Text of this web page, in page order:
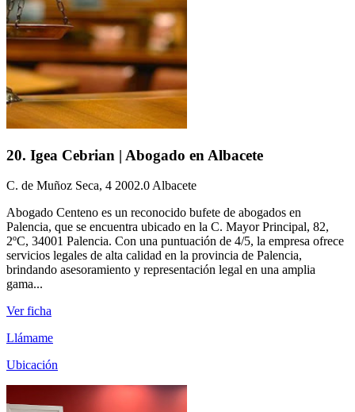
20. Igea Cebrian | Abogado en Albacete
C. de Muñoz Seca, 4 2002.0 Albacete
Abogado Centeno es un reconocido bufete de abogados en
Palencia, que se encuentra ubicado en la C. Mayor Principal, 82,
2ºC, 34001 Palencia. Con una puntuación de 4/5, la empresa ofrece
servicios legales de alta calidad en la provincia de Palencia,
brindando asesoramiento y representación legal en una amplia
gama...
Ver ficha
Llámame
Ubicación